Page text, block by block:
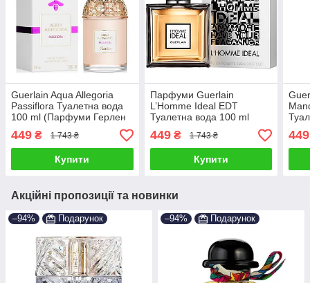
Guerlain Aqua Allegoria
Passiflora Туалетна вода
100 ml (Парфуми Герлен
Аква Аллегорія Парфуми
Жіночі)
449 ₴ 1 743 ₴
Купити
Парфуми Guerlain
L’Homme Ideal EDT
Туалетна вода 100 ml
(Чоловіча Парфумерія
Guerlain Pour Homme)
449₴ 1 743 ₴
Купити
449
Акційні пропозиції та новинки
–94% Подарунок –94% Подарунок